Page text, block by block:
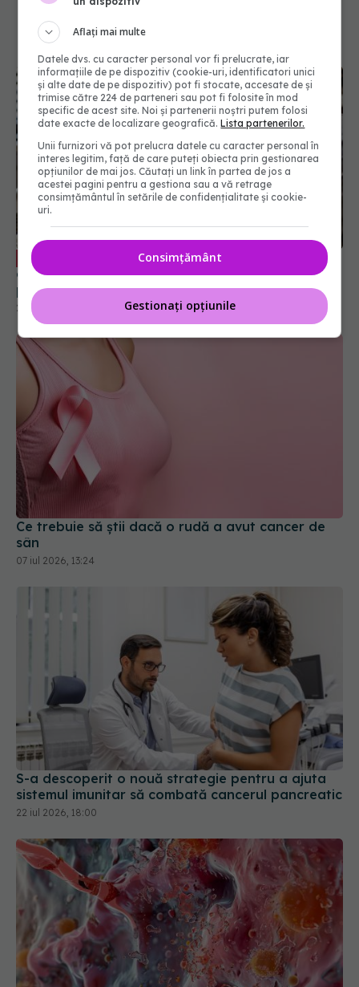
oncologici. Dr. Lucia Stănculeanu explică rolul
psihologului și psihiatrului în oncologie
20 sep 2025, 21:56
Ce trebuie să știi dacă o rudă a avut cancer de
sân
07 iul 2026, 13:24
S-a descoperit o nouă strategie pentru a ajuta
sistemul imunitar să combată cancerul pancreatic
22 iul 2026, 18:00
Aflați mai multe
Datele dvs. cu caracter personal vor fi prelucrate, iar
informațiile de pe dispozitiv (cookie-uri, identificatori unici
și alte date de pe dispozitiv) pot fi stocate, accesate de și
trimise către 224 de parteneri sau pot fi folosite în mod
specific de acest site. Noi și partenerii noștri putem folosi
date exacte de localizare geografică.Lista partenerilor.
Unii furnizori vă pot prelucra datele cu caracter personal în
interes legitim, față de care puteți obiecta prin gestionarea
opțiunilor de mai jos. Căutați un link în partea de jos a
acestei pagini pentru a gestiona sau a vă retrage
consimțământul în setările de confidențialitate și cookie-
uri.
Consimțământ
Gestionați opțiunile